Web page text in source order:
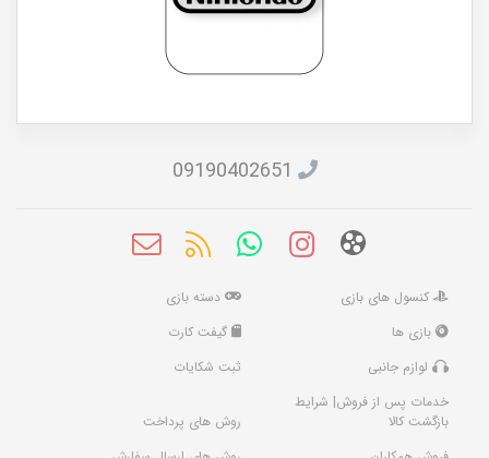
09190402651
کنسول های بازی
دسته بازی
بازی ها
گیفت کارت
لوازم جانبی
ثبت شکایات
خدمات پس از فروش| شرایط
بازگشت کالا
روش های پرداخت